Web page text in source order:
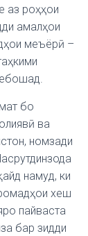
аз роҳҳои
амалҳои
меъёрӣ –
бо
ва
номзади
намуд, ки
хеш
пайваста
бар зидди